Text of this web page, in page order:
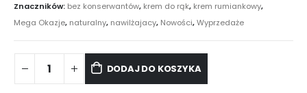
Znaczników: bez konserwantów, krem do rąk, krem rumiankowy,
Mega Okazje, naturalny, nawilżajacy, Nowości,Wyprzedaże
DODAJ DO KOSZYKA